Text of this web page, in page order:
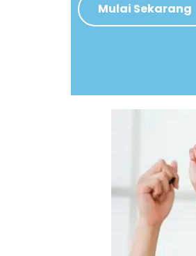
Mulai Sekarang